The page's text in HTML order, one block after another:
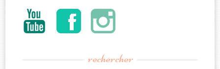
rechercher